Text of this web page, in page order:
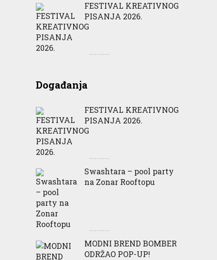
FESTIVAL KREATIVNOG
PISANJA 2026.
Događanja
FESTIVAL KREATIVNOG
PISANJA 2026.
Swashtara – pool party
na Zonar Rooftopu
MODNI BREND BOMBER
ODRŽAO POP-UP!